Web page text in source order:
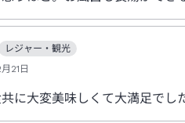
レジャー・観光
21日
に大変美味しくて大満足でし